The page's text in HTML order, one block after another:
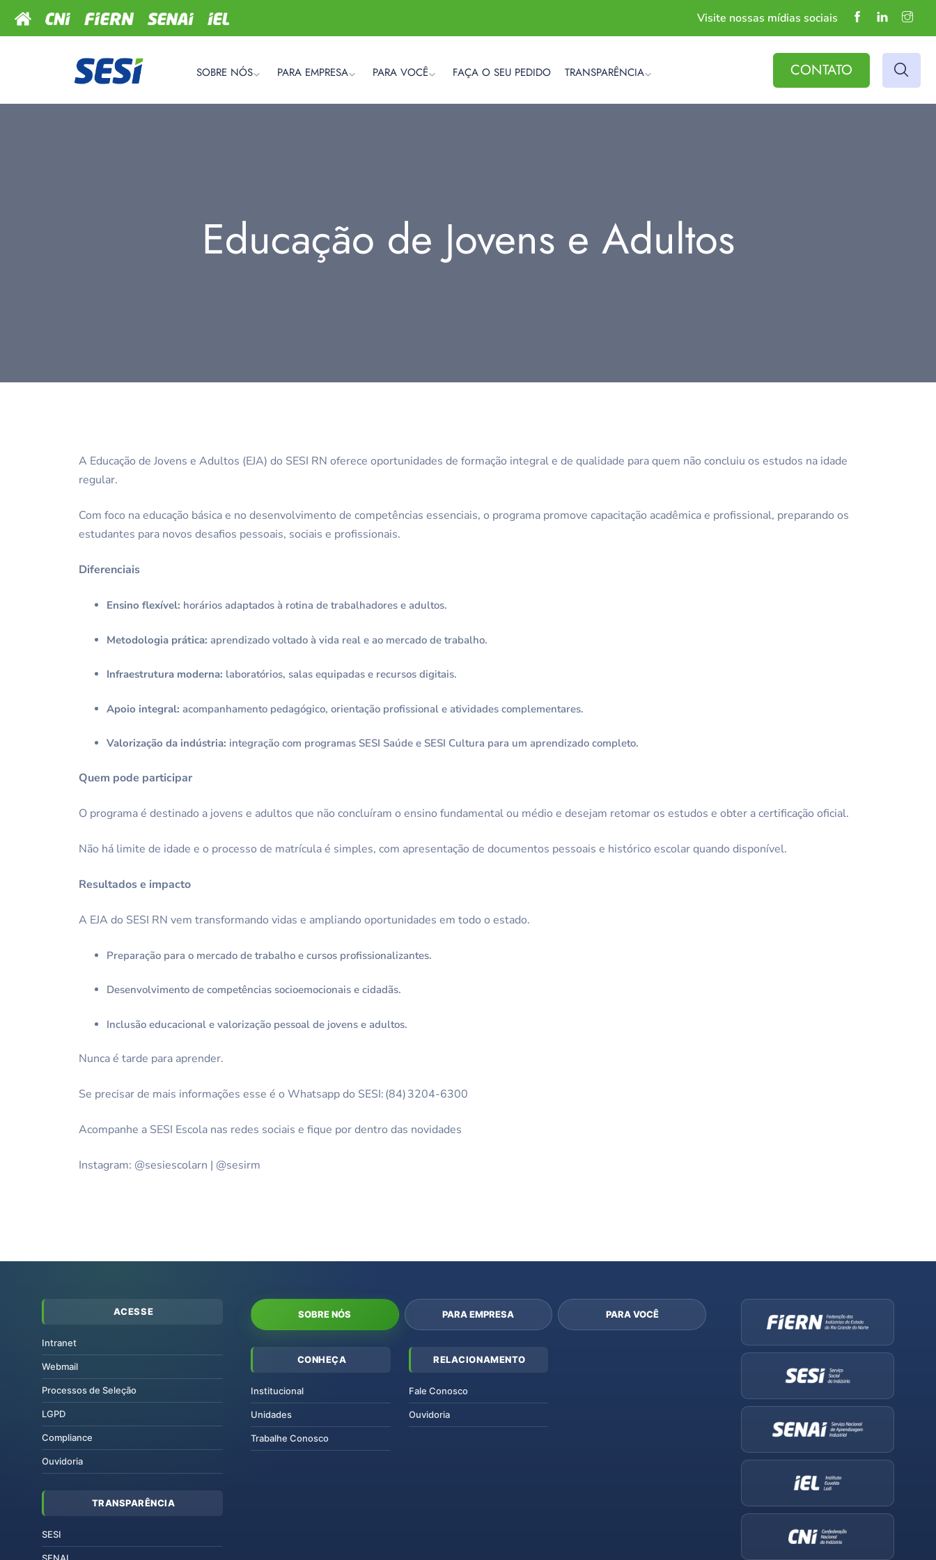
Visite nossas mídias sociais
SOBRE NÓS PARA EMPRESA PARA VOCÊ FAÇA O SEU PEDIDO TRANSPARÊNCIA CONTATO
Educação de Jovens e Adultos
A Educação de Jovens e Adultos (EJA) do SESI RN oferece oportunidades de formação integral e de qualidade para quem não concluiu os estudos na idade
regular.
Com foco na educação básica e no desenvolvimento de competências essenciais, o programa promove capacitação acadêmica e profissional, preparando os
estudantes para novos desafios pessoais, sociais e profissionais.
Diferenciais
Ensino flexível: horários adaptados à rotina de trabalhadores e adultos.
Metodologia prática: aprendizado voltado à vida real e ao mercado de trabalho.
Infraestrutura moderna: laboratórios, salas equipadas e recursos digitais.
Apoio integral: acompanhamento pedagógico, orientação profissional e atividades complementares.
Valorização da indústria: integração com programas SESI Saúde e SESI Cultura para um aprendizado completo.
Quem pode participar
O programa é destinado a jovens e adultos que não concluíram o ensino fundamental ou médio e desejam retomar os estudos e obter a certificação oficial.
Não há limite de idade e o processo de matrícula é simples, com apresentação de documentos pessoais e histórico escolar quando disponível.
Resultados e impacto
A EJA do SESI RN vem transformando vidas e ampliando oportunidades em todo o estado.
Preparação para o mercado de trabalho e cursos profissionalizantes.
Desenvolvimento de competências socioemocionais e cidadãs.
Inclusão educacional e valorização pessoal de jovens e adultos.
Nunca é tarde para aprender.
Se precisar de mais informações esse é o Whatsapp do SESI: (84) 3204-6300
Acompanhe a SESI Escola nas redes sociais e fique por dentro das novidades
Instagram: @sesiescolarn | @sesirm
ACESSE
Intranet
Webmail
Processos de Seleção
LGPD
Compliance
Ouvidoria
TRANSPARÊNCIA
SESI
SOBRE NÓS PARA EMPRESA PARA VOCÊ
CONHEÇA
Institucional
Unidades
Trabalhe Conosco
RELACIONAMENTO
Fale Conosco
Ouvidoria